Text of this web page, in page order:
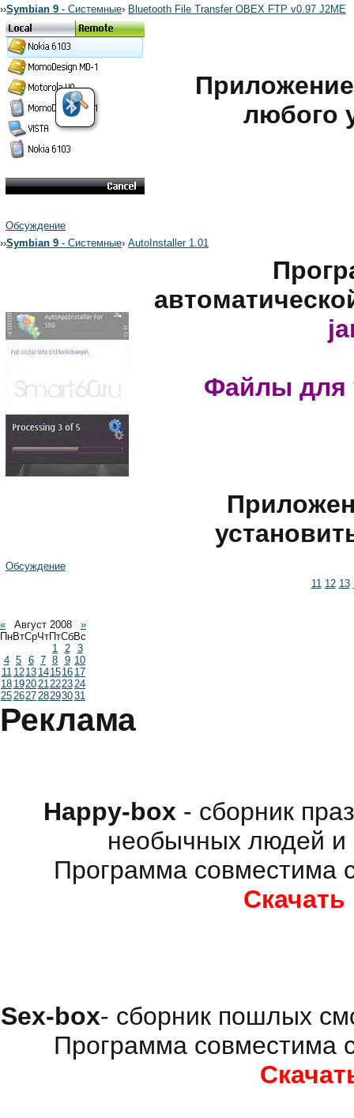
››Symbian 9 - Системные› Bluetooth File Transfer OBEX FTP v0.97 J2ME
любого
Обсуждение
››Symbian 9 - Системные› AutoInstaller 1.01
Файлы для
Обсуждение
11 12 13
« Август 2008
»
ПнВтСрЧтПтСбВс
1 2
3
4 5 6 7 8 9 10
11 1213 141516 17
18 192021222324
25262728293031
Реклама
Happy-box - сборник
необычных людей и
Программа совместима
Sex-box- сборник пошлых
Программа совместима